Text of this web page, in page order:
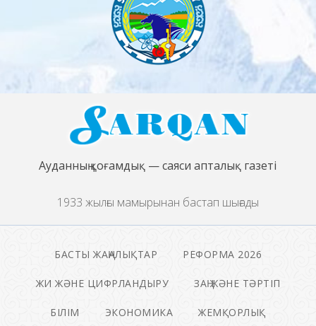
Ауданның қоғамдық — саяси апталық газеті
1933 жылғы мамырынан бастап шығады
БАСТЫ ЖАҢАЛЫҚТАР РЕФОРМА 2026
ЖИ ЖӘНЕ ЦИФРЛАНДЫРУ ЗАҢ ЖӘНЕ ТӘРТІП
БІЛІМ ЭКОНОМИКА ЖЕМҚОРЛЫҚ